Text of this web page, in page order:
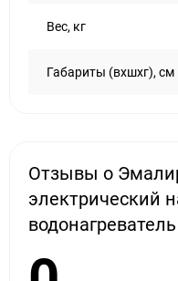
Вес, кг
Габариты (вхшхг), см
Отзывы о
электрический